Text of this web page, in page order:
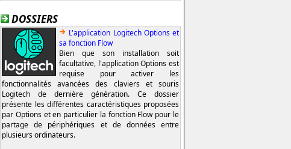
DOSSIERS
L'application Logitech Options et
sa fonction Flow
Bien que son installation soit
facultative, l'application Options est
requise pour activer les
fonctionnalités avancées des claviers et souris
Logitech de dernière génération. Ce dossier
présente les différentes caractéristiques proposées
par Options et en particulier la fonction Flow pour le
partage de périphériques et de données entre
plusieurs ordinateurs.